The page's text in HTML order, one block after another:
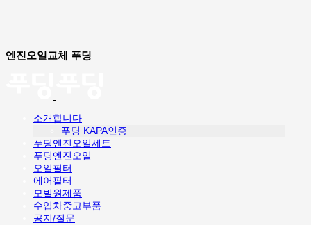
엔진오일교체 푸딩
소개합니다
푸딩 KAPA인증
푸딩엔진오일세트
푸딩엔진오일
오일필터
에어필터
모빌원제품
수입차중고부품
공지/질문